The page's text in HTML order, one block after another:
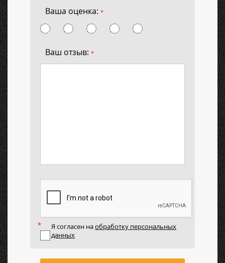
Ваша оценка: *
Ваш отзыв: *
Я согласен наобработку персональных
данных